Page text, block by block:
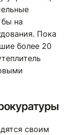
на
Пока
более 20
своим